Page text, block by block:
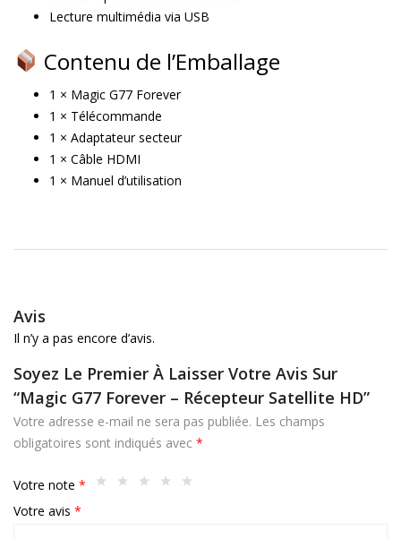
Lecture multimédia via USB
Contenu de l’Emballage
1 × Magic G77 Forever
1 × Télécommande
1 × Adaptateur secteur
1 × Câble HDMI
1 × Manuel d’utilisation
Avis
Il n’y a pas encore d’avis.
Soyez Le Premier À Laisser Votre Avis Sur
“Magic G77 Forever – Récepteur Satellite HD”
Votre adresse e-mail ne sera pas publiée. Les champs
obligatoires sont indiqués avec *
Votre note *
Votre avis *